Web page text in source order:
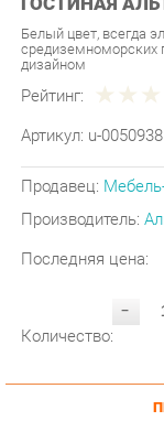
Белый цвет, всегда
средиземноморских
дизайном
Рейтинг:
Артикул: u-0050938
Производитель:
Последняя цена:
-